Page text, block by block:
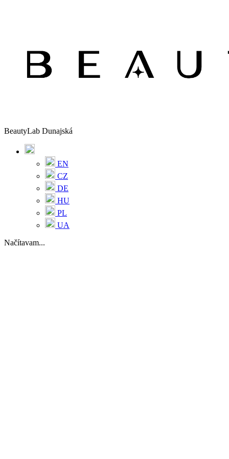
BeautyLab Dunajská
EN
CZ
DE
HU
PL
UA
Načítavam...